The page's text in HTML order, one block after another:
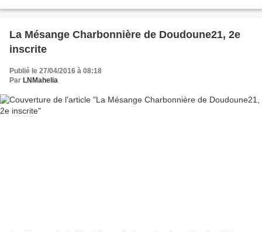
La Mésange Charbonnière de Doudoune21, 2e
inscrite
Publié le 27/04/2016 à 08:18
Par LNMahelia